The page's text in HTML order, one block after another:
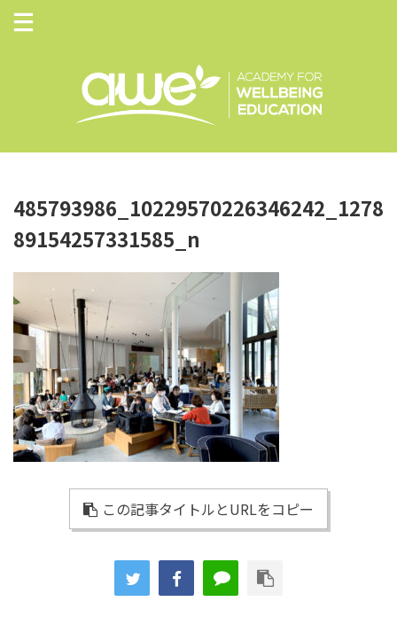
485793986_10229570226346242_1278
89154257331585_n
この記事タイトルとURLをコピー